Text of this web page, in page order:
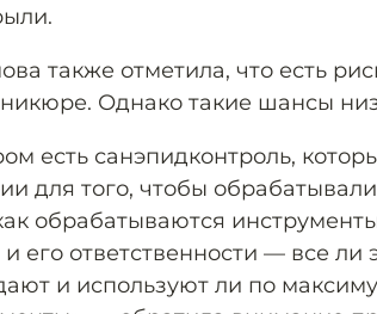
также отметила, что есть
Однако такие шансы
есть санэпидконтроль,
для того, чтобы
обрабатываются
и его ответственности — все
и используют ли по